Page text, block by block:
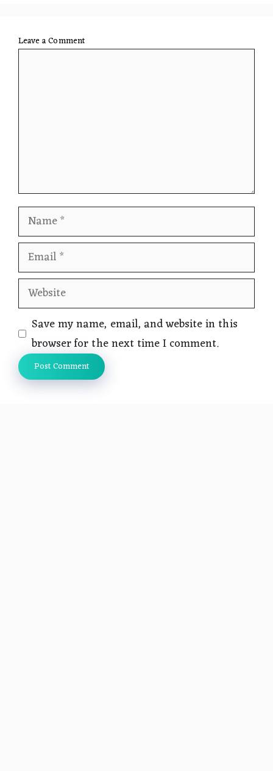
Leave a Comment
Name
Email
Website
Save my name, email, and website in this
browser for the next time I comment.